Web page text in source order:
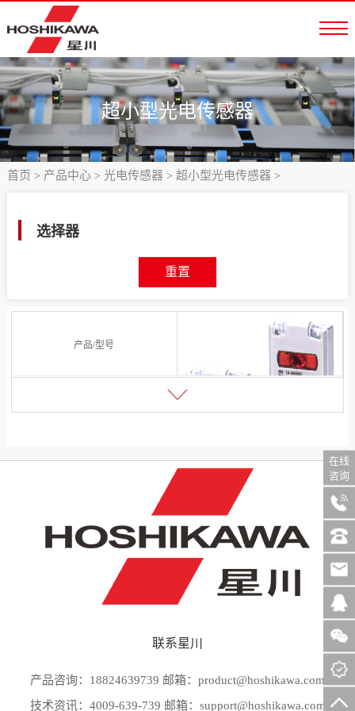
超小型光电传感器
首页 > 产品中心> 光电传感器> 超小型光电传感器 >
选择器
重置
产品/型号
型号：LCS系列
联系星川
产品咨询：18824639739 邮箱：product@hoshikawa.com
技术资讯：4009-639-739 邮箱：support@hoshikawa.com
在线
咨询